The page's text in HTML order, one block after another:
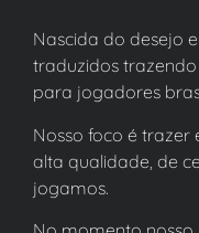
Nascida do desejo
traduzidos trazendo
para jogadores
Nosso foco é trazer
alta qualidade, de
jogamos.